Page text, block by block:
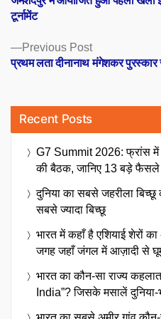
navigation
Previous PostPrevious
post:
प्रथम लता दीनानाथ मंगेशकर पुरस्कार
टूर्नामेंट
Recent Posts
G7 Summit 2026: फ्रांस में
की बैठक, जानिए 13 बड़े फैसले
दुनिया का सबसे जहरीला
सबसे ज्यादा बिच्छू
भारत में कहाँ है एशियाई शेरों
जगह जहाँ जंगल में आज़ादी से
भारत का कौन-सा राज्य
India”? जिसके मसालें